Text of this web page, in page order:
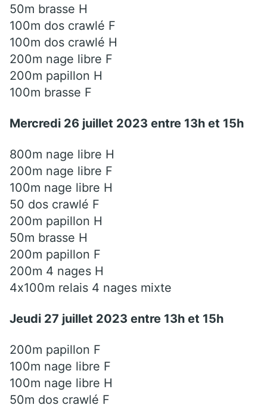
50m brasse H
100m dos crawlé F
100m dos crawlé H
200m nage libre F
200m papillon H
100m brasse F
Mercredi 26 juillet 2023 entre 13h et 15h
800m nage libre H
200m nage libre F
100m nage libre H
50 dos crawlé F
200m papillon H
50m brasse H
200m papillon F
200m 4 nages H
4x100m relais 4 nages mixte
Jeudi 27 juillet 2023 entre 13h et 15h
200m papillon F
100m nage libre F
100m nage libre H
50m dos crawlé F